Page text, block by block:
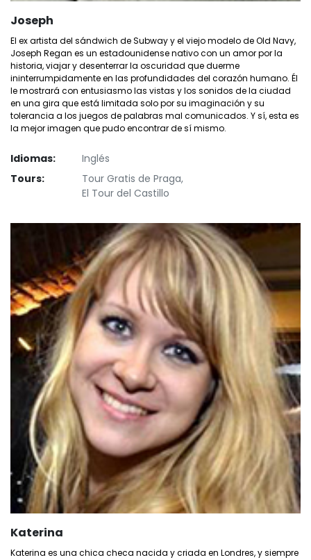
Joseph
El ex artista del sándwich de Subway y el viejo modelo de Old Navy,
Joseph Regan es un estadounidense nativo con un amor por la
historia, viajar y desenterrar la oscuridad que duerme
ininterrumpidamente en las profundidades del corazón humano. Él
le mostrará con entusiasmo las vistas y los sonidos de la ciudad
en una gira que está limitada solo por su imaginación y su
tolerancia a los juegos de palabras mal comunicados. Y sí, esta es
la mejor imagen que pudo encontrar de sí mismo.
Idiomas:
Inglés
Tours:
Tour Gratis de Praga,
El Tour del Castillo
Katerina
Katerina es una chica checa nacida y criada en Londres, y siempre